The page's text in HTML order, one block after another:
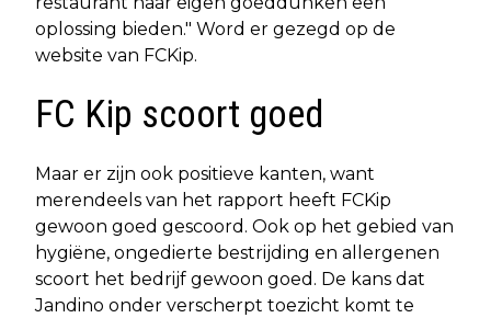
oplossing bieden." Word er gezegd op de
website van FCKip.
FC Kip scoort goed
Maar er zijn ook positieve kanten, want
merendeels van het rapport heeft FCKip
gewoon goed gescoord. Ook op het gebied van
hygiëne, ongedierte bestrijding en allergenen
scoort het bedrijf gewoon goed. De kans dat
Jandino onder verscherpt toezicht komt te